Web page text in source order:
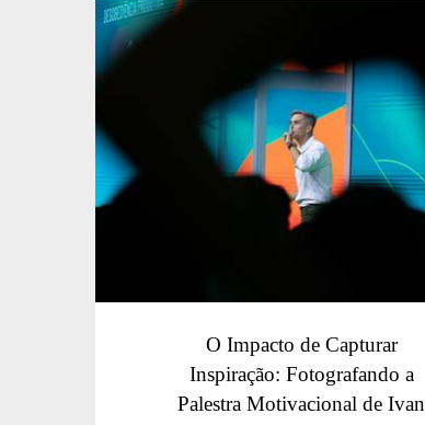
O Impacto de Capturar
Inspiração: Fotografando a
Palestra Motivacional de Ivan